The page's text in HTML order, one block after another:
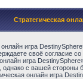
Стратегическая
игра
своё согласие
игра
с вашей стороны
онлайн игра